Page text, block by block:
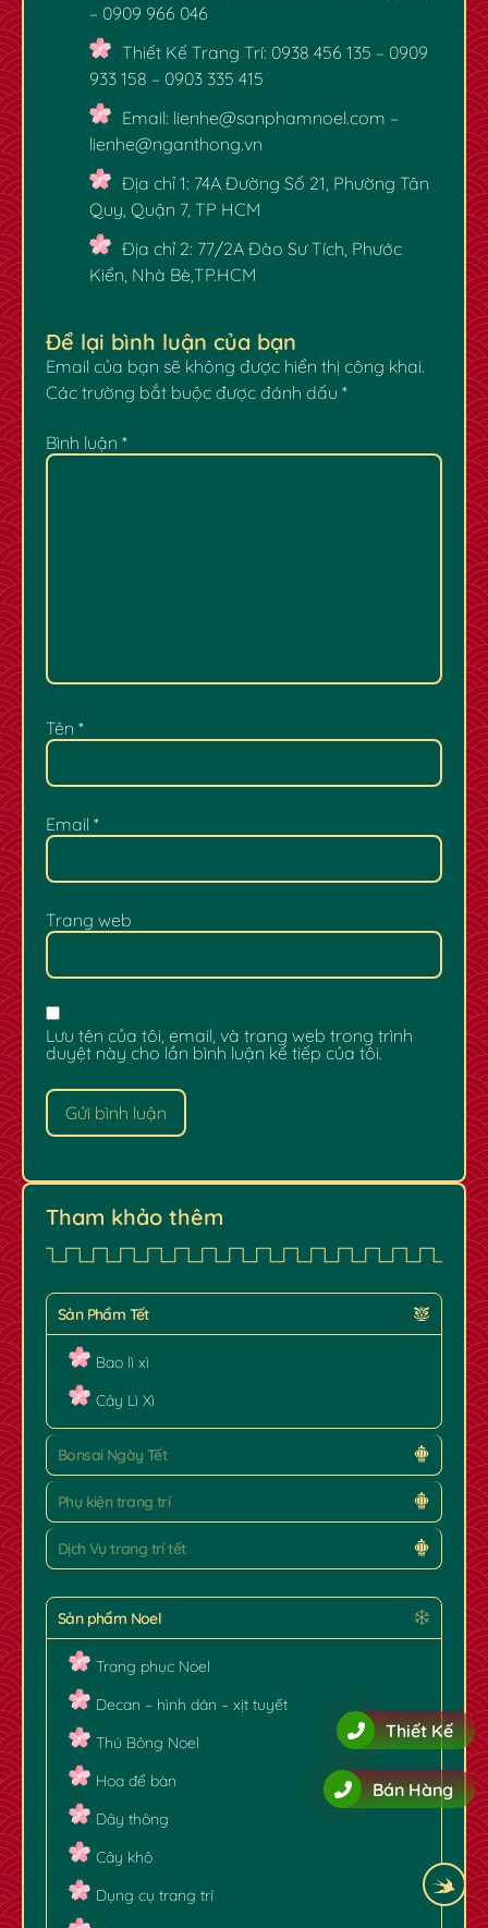
– 0909 966 046
Thiết Kế Trang Trí: 0938 456 135 – 0909
933 158 – 0903 335 415
Email: lienhe@sanphamnoel.com –
lienhe@nganthong.vn
Địa chỉ 1: 74A Đường Số 21, Phường Tân
Quy, Quận 7, TP HCM
Địa chỉ 2: 77/2A Đào Sư Tích, Phước
Kiển, Nhà Bè,TP.HCM
Để lại bình luận của bạn
Email của bạn sẽ không được hiển thị công khai.
Các trường bắt buộc được đánh dấu *
Bình luận *
Tên *
Email *
Trang web
Lưu tên của tôi, email, và trang web trong trình
duyệt này cho lần bình luận kế tiếp của tôi.
Tham khảo thêm
Sản Phẩm Tết
Bao lì xì
Cây Lì Xì
Bonsai Ngày Tết
Phụ kiện trang trí
Dịch Vụ trang trí tết
Sản phẩm Noel
Trang phục Noel
Decan – hình dán – xịt tuyết
Thú Bông Noel
Hoa để bàn
Dây thông
Cây khô
Dụng cụ trang trí
Bán Hàng
Thiết Kế